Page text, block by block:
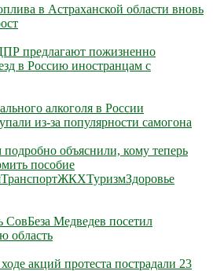
в Астраханской области вновь
предлагают пожизненно
в Россию иностранцам с
алкоголя в России
из-за популярности самогона
подробно объяснили, кому теперь
пособие
ТранспортЖКХТуризмЗдоровье
СовБеза Медведев посетил
область
акций протеста пострадали 23